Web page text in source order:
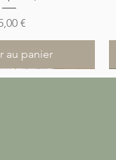
€
au panier